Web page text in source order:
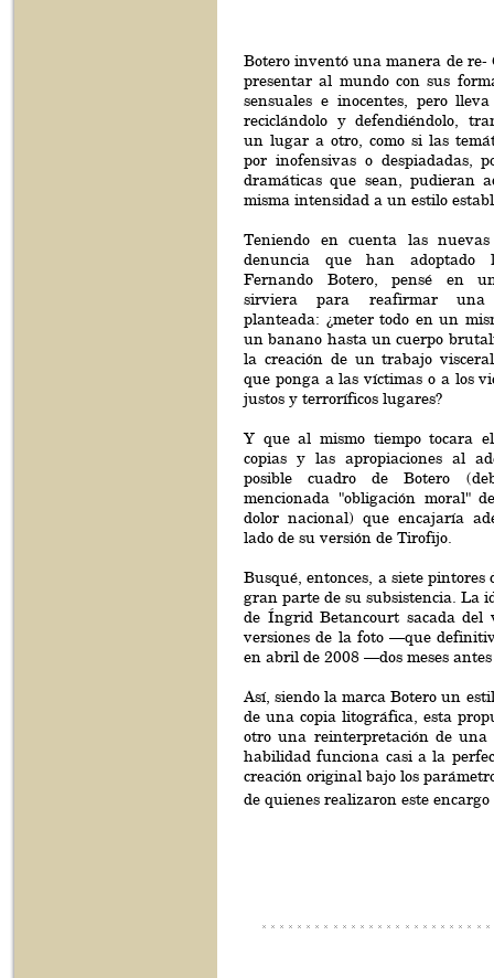
Botero inventó una manera de re-
presentar al mundo con sus
sensuales e inocentes, pero
reciclándolo y defendiéndolo,
un lugar a otro, como si las
por inofensivas o despiadadas,
dramáticas que sean, pudieran
misma intensidad a un estilo
Teniendo en cuenta las
denuncia que han adoptado
Fernando Botero, pensé en
sirviera para reafirmar
planteada: ¿meter todo en un
un banano hasta un cuerpo
la creación de un trabajo
que ponga a las víctimas o a los
justos y terroríficos lugares?
Y que al mismo tiempo tocara
copias y las apropiaciones al
posible cuadro de Botero
mencionada "obligación moral"
dolor nacional) que encajaría
lado de su versión de Tirofijo.
Busqué, entonces, a siete
gran parte de su subsistencia. La
de Íngrid Betancourt sacada del
versiones de la foto —que
en abril de 2008 —dos meses
Así, siendo la marca Botero un
de una copia litográfica, esta
otro una reinterpretación de una
habilidad funciona casi a la
creación original bajo los
de quienes realizaron este